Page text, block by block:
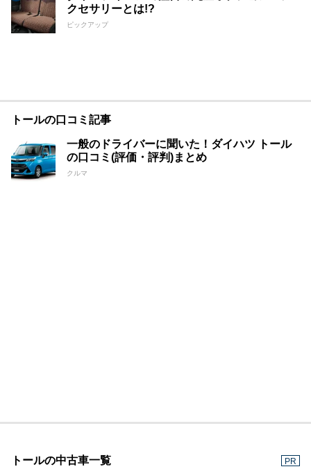
クセサリーとは!?
ピックアップ
トールの口コミ記事
一般のドライバーに聞いた！ダイハツ トール
の口コミ(評価・評判)まとめ
クルマ
トールの中古車一覧 PR